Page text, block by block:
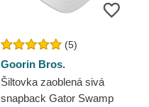
(5)
Goorin Bros.
Šiltovka zaoblená sivá
snapback Gator Swamp